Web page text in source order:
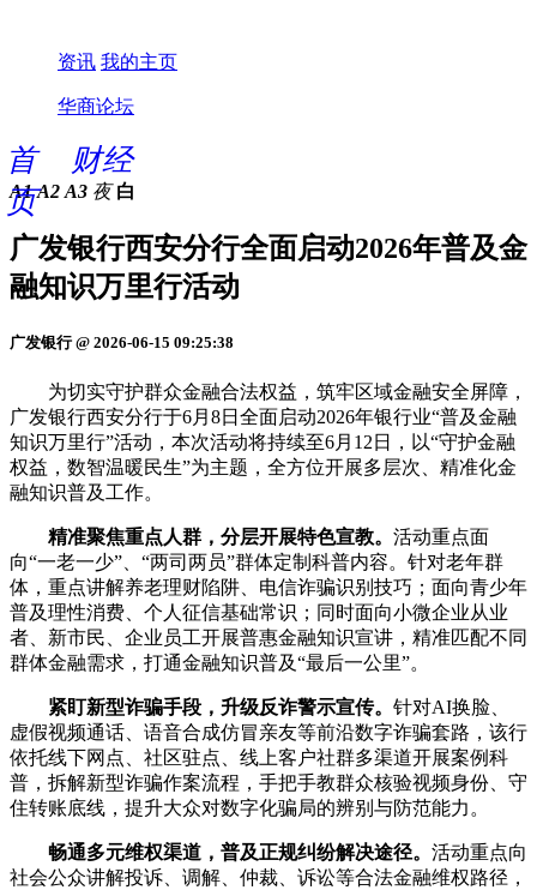
资讯 我的主页
华商论坛
首
页
财经
A1 A2 A3 夜 白
广发银行西安分行全面启动2026年普及金
融知识万里行活动
广发银行 @ 2026-06-15 09:25:38
为切实守护群众金融合法权益，筑牢区域金融安全屏障，
广发银行西安分行于6月8日全面启动2026年银行业“普及金融
知识万里行”活动，本次活动将持续至6月12日，以“守护金融
权益，数智温暖民生”为主题，全方位开展多层次、精准化金
融知识普及工作。
精准聚焦重点人群，分层开展特色宣教。 活动重点面
向“一老一少”、“两司两员”群体定制科普内容。针对老年群
体，重点讲解养老理财陷阱、电信诈骗识别技巧；面向青少年
普及理性消费、个人征信基础常识；同时面向小微企业从业
者、新市民、企业员工开展普惠金融知识宣讲，精准匹配不同
群体金融需求，打通金融知识普及“最后一公里”。
紧盯新型诈骗手段，升级反诈警示宣传。 针对AI换脸、
虚假视频通话、语音合成仿冒亲友等前沿数字诈骗套路，该行
依托线下网点、社区驻点、线上客户社群多渠道开展案例科
普，拆解新型诈骗作案流程，手把手教群众核验视频身份、守
住转账底线，提升大众对数字化骗局的辨别与防范能力。
畅通多元维权渠道，普及正规纠纷解决途径。 活动重点向
社会公众讲解投诉、调解、仲裁、诉讼等合法金融维权路径，